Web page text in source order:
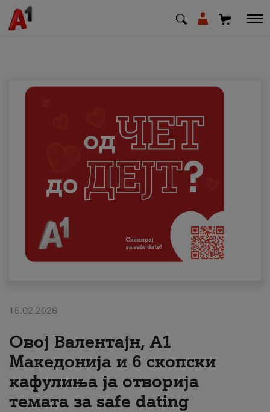
Деловни
Поддршка
Надополни кредит
Плати сметка
#ПодобарОнлајн
16.02.2026
Овој Валентајн, A1
Македонија и 6 скопски
кафулиња ја отворија
темата за safe dating